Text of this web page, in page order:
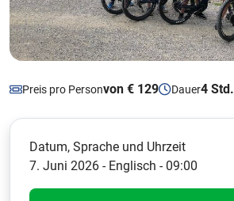
Preis pro Personvon € 129 Dauer4 Std.
Datum, Sprache und Uhrzeit
7. Juni 2026 - Englisch - 09:00